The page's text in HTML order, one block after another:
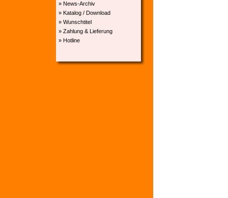
» News-Archiv
» Katalog / Download
» Wunschtitel
» Zahlung & Lieferung
» Hotline